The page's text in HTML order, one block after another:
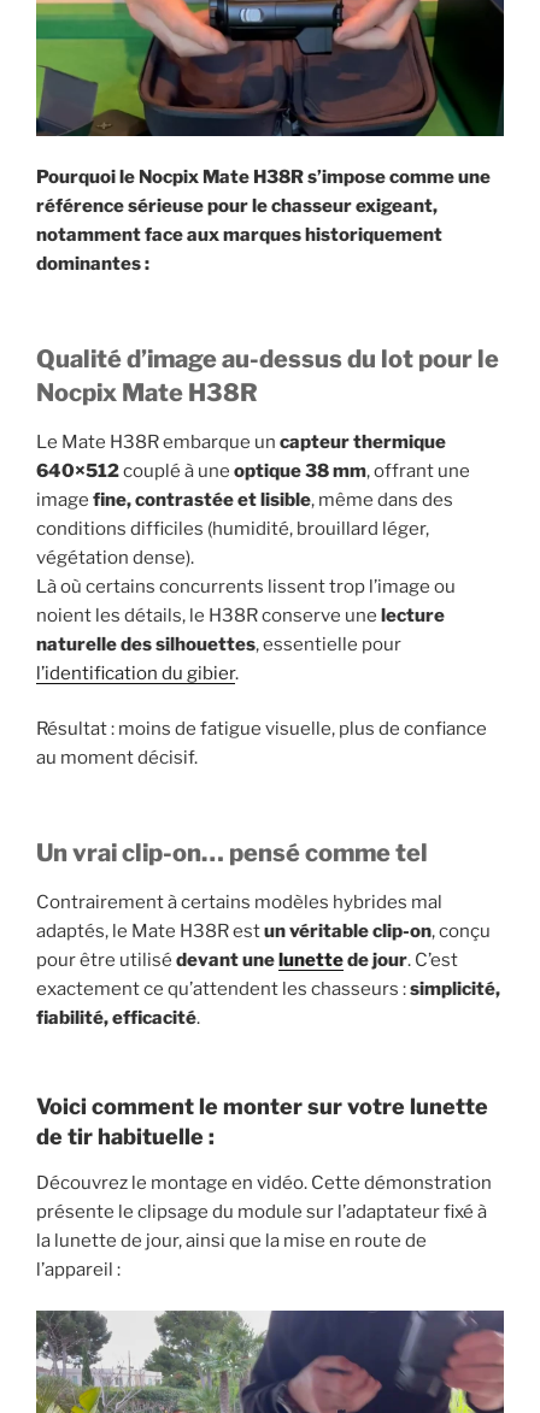
Pourquoi le Nocpix Mate H38R s’impose comme une
référence sérieuse pour le chasseur exigeant,
notamment face aux marques historiquement
dominantes :
Qualité d’image au-dessus du lot pour le
Nocpix Mate H38R
Le Mate H38R embarque un capteur thermique
640×512couplé à une optique 38 mm, offrant une
image fine, contrastée et lisible, même dans des
conditions difficiles (humidité, brouillard léger,
végétation dense).
Là où certains concurrents lissent trop l’image ou
noient les détails, le H38R conserve une lecture
naturelle des silhouettes, essentielle pour
l’identification du gibier.
Résultat : moins de fatigue visuelle, plus de confiance
au moment décisif.
Un vrai clip-on… pensé comme tel
Contrairement à certains modèles hybrides mal
adaptés, le Mate H38R estun véritable clip-on, conçu
pour être utilisé devant unelunettede jour. C’est
exactement ce qu’attendent les chasseurs :simplicité,
fiabilité, efficacité.
Voici comment le monter sur votre lunette
de tir habituelle :
Découvrez le montage en vidéo. Cette démonstration
présente le clipsage du module sur l’adaptateur fixé à
la lunette de jour, ainsi que la mise en route de
l’appareil :